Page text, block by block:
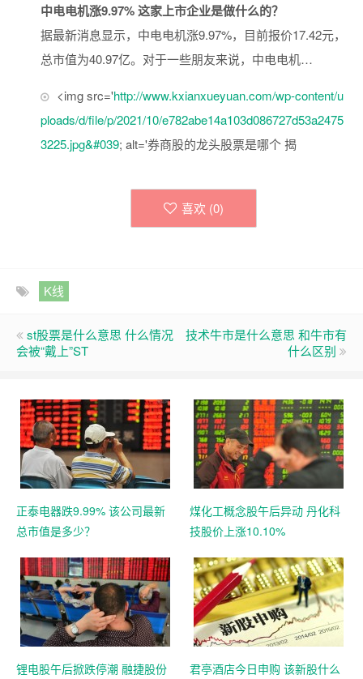
中电电机涨9.97% 这家上市企业是做什么的？
据最新消息显示，中电电机涨9.97%，目前报价17.42元，
总市值为40.97亿。对于一些朋友来说，中电电机…
<img src='http://www.kxianxueyuan.com/wp-content/u
ploads/d/file/p/2021/10/e782abe14a103d086727d53a2475
3225.jpg&#039; alt='券商股的龙头股票是哪个 揭
喜欢 (0)
K线
st股票是什么意思 什么情况
会被“戴上”ST
技术牛市是什么意思 和牛市有
什么区别
正泰电器跌9.99% 该公司最新
总市值是多少？
煤化工概念股午后异动 丹化科
技股价上涨10.10%
锂电股午后掀跌停潮 融捷股份
君亭酒店今日申购 该新股什么